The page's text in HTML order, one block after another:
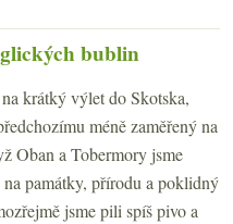
bublin
krátký výlet do Skotska,
méně zaměřený na
Oban a Tobermory jsme
památky, přírodu a poklidný
jsme pili spíš pivo a